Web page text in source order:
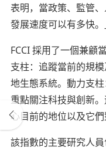
表明，當政策、監管
發展速度可以有多快。
FCCI 採用了一個兼顧
支柱：追蹤當前的規
地生態系統。動力支
重點關注科技與創新
心目前的地位以及它們
該指數的主要研究人